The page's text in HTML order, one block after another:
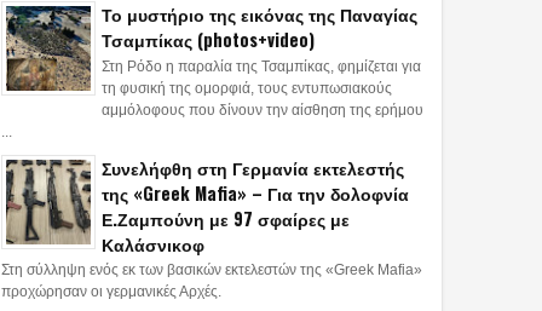
την τουρκική
και το τουρκικό
May
2024
ΗΠΑ: Ταξιδιώτης βρέθηκε
με βαλίτσες γεμάτες…
μουμιοποιημένες
27
Feb
2024
μπήκε σε
Το μυστήριο της εικόνας της Παναγίας
Τσαμπίκας (photos+video)
Στη Ρόδο η παραλία της Τσαμπίκας, φημίζεται για
τη φυσική της ομορφιά, τους εντυπωσιακούς
αμμόλοφους που δίνουν την αίσθηση της ερήμου
Συνελήφθη στη Γερμανία εκτελεστής
της «Greek Mafia» – Για την δολοφνία
Ε.Ζαμπούνη με 97 σφαίρες με
Καλάσνικοφ
Στη σύλληψη ενός εκ των βασικών εκτελεστών της «Greek Mafia»
προχώρησαν οι γερμανικές Αρχές.